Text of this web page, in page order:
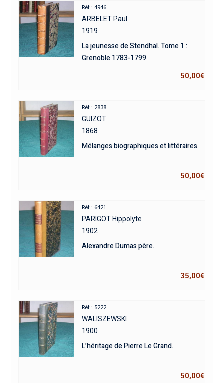
Réf : 4946
ARBELET Paul
1919
La jeunesse de Stendhal. Tome 1 :
Grenoble 1783-1799.
50,00€
Réf : 2838
GUIZOT
1868
Mélanges biographiques et littéraires.
50,00€
Réf : 6421
PARIGOT Hippolyte
1902
Alexandre Dumas père.
35,00€
Réf : 5222
WALISZEWSKI
1900
L’héritage de Pierre Le Grand.
50,00€